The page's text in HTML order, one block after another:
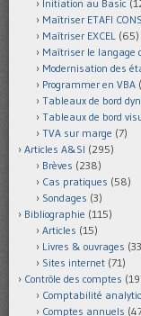
Initiation au Basic
Maîtriser ETAFI
Maîtriser EXCEL (65)
Maîtriser le langage
Modernisation des
Programmer en VBA
Tableaux de bord
Tableaux de bord
TVA sur marge (7)
Articles A&SI (295)
Brèves (238)
Cas pratiques (58)
Sondages (3)
Bibliographie (115)
Articles (15)
Livres & ouvrages
Sites internet (71)
Contrôle des comptes
Comptabilité
Comptes annuels